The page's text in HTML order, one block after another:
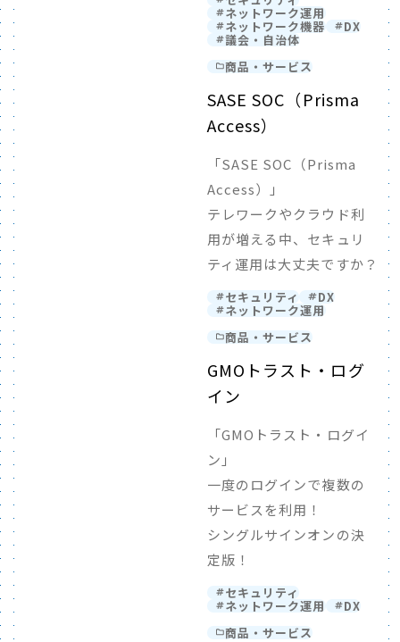
ネットワーク運用
ネットワーク機器 DX
議会・自治体
商品・サービス
SASE SOC（Prisma
Access）
「SASE SOC（Prisma
Access）」
テレワークやクラウド利
用が増える中、セキュリ
ティ運用は大丈夫ですか？
セキュリティ DX
ネットワーク運用
商品・サービス
GMOトラスト・ログ
イン
「GMOトラスト・ログイ
ン」
一度のログインで複数の
サービスを利用！
シングルサインオンの決
定版！
セキュリティ
ネットワーク運用
DX
商品・サービス